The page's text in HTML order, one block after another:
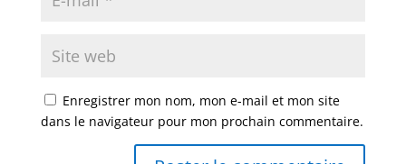
Enregistrer mon nom, mon e-mail et mon site
dans le navigateur pour mon prochain commentaire.